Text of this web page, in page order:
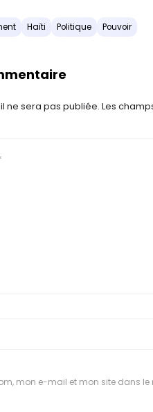
Haïti Politique Pouvoir
ne sera pas publiée. Les
mon e-mail et mon site dans